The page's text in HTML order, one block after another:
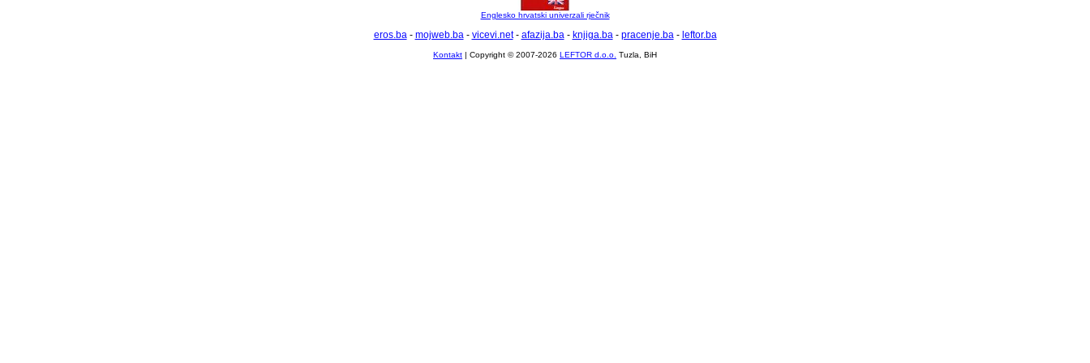
Englesko hrvatski univerzali rječnik
eros.ba- mojweb.ba- vicevi.net- afazija.ba- knjiga.ba- pracenje.ba- leftor.ba
Kontakt | Copyright © 2007-2026 LEFTOR d.o.o. Tuzla, BiH